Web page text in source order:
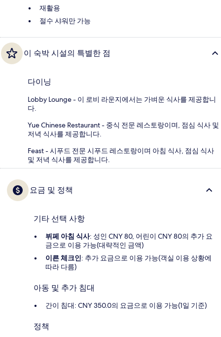
재활용
절수 샤워만 가능
이 숙박 시설의 특별한 점
다이닝
Lobby Lounge - 이 로비 라운지에서는 가벼운 식사를 제공합니
다.
Yue Chinese Restaurant - 중식 전문 레스토랑이며, 점심 식사 및
저녁 식사를 제공합니다.
Feast - 시푸드 전문 시푸드 레스토랑이며 아침 식사, 점심 식사
및 저녁 식사를 제공합니다.
요금 및 정책
기타 선택 사항
뷔페 아침 식사: 성인 CNY 80, 어린이 CNY 80의 추가 요
금으로 이용 가능(대략적인 금액)
이른 체크인: 추가 요금으로 이용 가능(객실 이용 상황에
따라 다름)
아동 및 추가 침대
간이 침대: CNY 350.0의 요금으로 이용 가능(1일 기준)
정책